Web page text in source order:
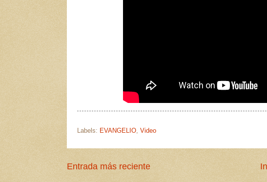
Labels: EVANGELIO Video
Entrada más reciente